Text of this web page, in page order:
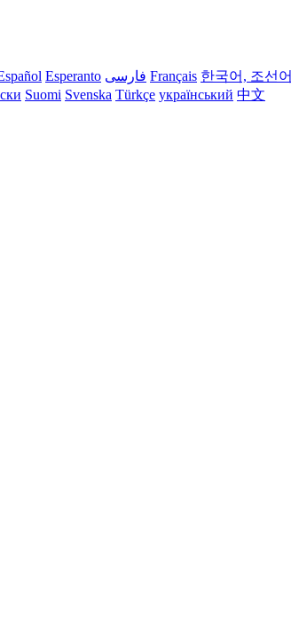
Esperanto فارسی Français 한국어, 조선어
Suomi Svenska Türkçe український 中文